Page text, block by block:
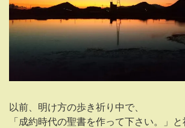
以前、明け方の歩き祈り中で、
「成約時代の聖書を作って下さい。」